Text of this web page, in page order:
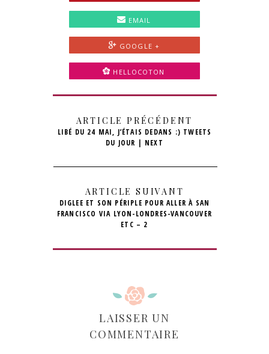
EMAIL
GOOGLE +
HELLOCOTON
ARTICLE PRÉCÉDENT
LIBÉ DU 24 MAI, J’ÉTAIS DEDANS :) TWEETS
DU JOUR | NEXT
ARTICLE SUIVANT
DIGLEE ET SON PÉRIPLE POUR ALLER À SAN
FRANCISCO VIA LYON-LONDRES-VANCOUVER
ETC – 2
LAISSER UN
COMMENTAIRE